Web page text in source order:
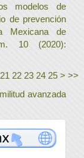
modelos de
de prevención
Mexicana de
10 (2020):
21 22 23 24 25 > >>
avanzada